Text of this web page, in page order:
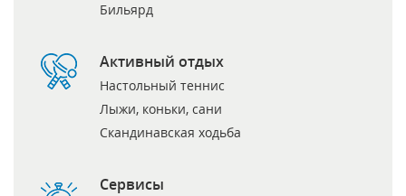
Бильярд
Активный отдых
Настольный теннис
Лыжи, коньки, сани
Скандинавская ходьба
Сервисы